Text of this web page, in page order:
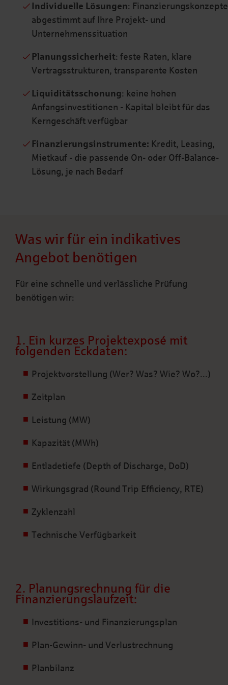
Individuelle Lösungen: Finanzierungskonzepte
abgestimmt auf Ihre Projekt- und
Unternehmenssituation
Planungssicherheit: feste Raten, klare
Vertragsstrukturen, transparente Kosten
Liquiditätsschonung: keine hohen
Anfangsinvestitionen - Kapital bleibt für das
Kerngeschäft verfügbar
Finanzierungsinstrumente: Kredit, Leasing,
Mietkauf - die passende On- oder Off-Balance-
Lösung, je nach Bedarf
Was wir für ein indikatives
Angebot benötigen
Für eine schnelle und verlässliche Prüfung
benötigen wir:
1. Ein kurzes Projektexposé mit
folgenden Eckdaten:
Projektvorstellung (Wer? Was? Wie? Wo?...)
Zeitplan
Leistung (MW)
Kapazität (MWh)
Entladetiefe (Depth of Discharge, DoD)
Wirkungsgrad (Round Trip Efficiency, RTE)
Zyklenzahl
Technische Verfügbarkeit
2. Planungsrechnung für die
Finanzierungslaufzeit:
Investitions- und Finanzierungsplan
Plan-Gewinn- und Verlustrechnung
Planbilanz